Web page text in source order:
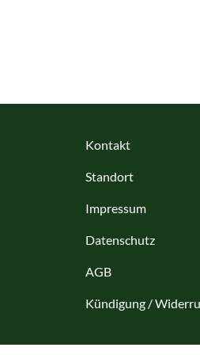
Kontakt
Standort
Impressum
Datenschutz
AGB
Kündigung /